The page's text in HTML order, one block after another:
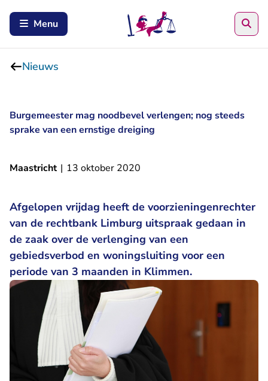
Menu
Nieuws
Burgemeester mag noodbevel verlengen; nog steeds
sprake van een ernstige dreiging
Maastricht | 13 oktober 2020
Afgelopen vrijdag heeft de voorzieningenrechter
van de rechtbank Limburg uitspraak gedaan in
de zaak over de verlenging van een
gebiedsverbod en woningsluiting voor een
periode van 3 maanden in Klimmen.